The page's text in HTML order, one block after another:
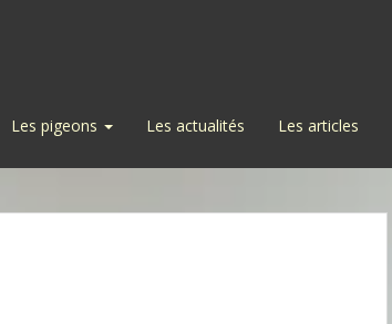
Les pigeons Les actualités Les articles